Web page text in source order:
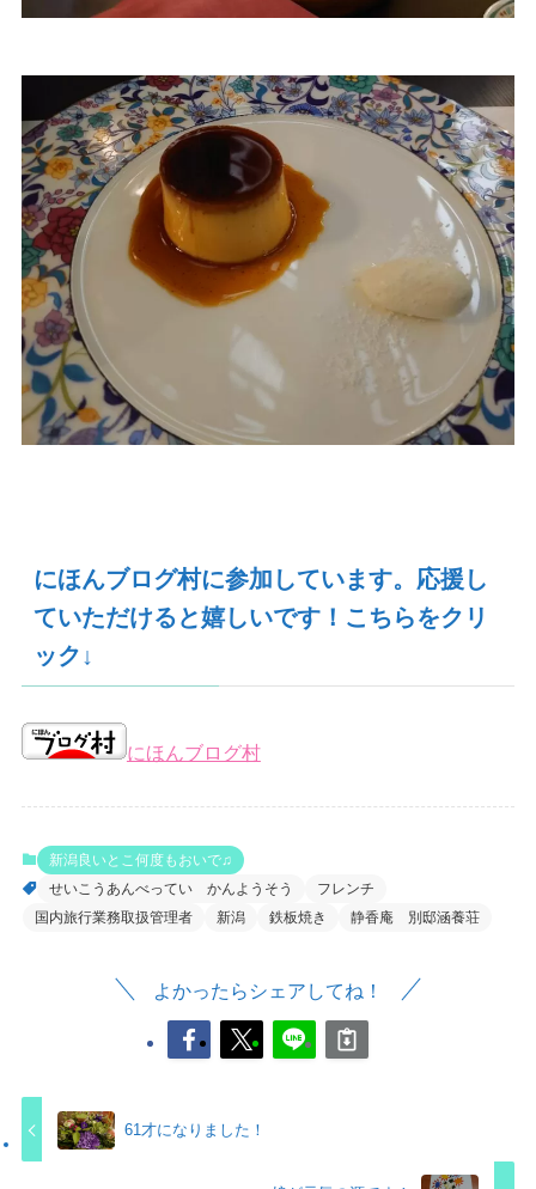
にほんブログ村に参加しています。応援し
ていただけると嬉しいです！こちらをクリ
ック↓
にほんブログ村
新潟良いとこ何度もおいで♫
せいこうあんべってい かんようそう
フレンチ
国内旅行業務取扱管理者
新潟 鉄板焼き 静香庵 別邸涵養荘
よかったらシェアしてね！
61才になりました！